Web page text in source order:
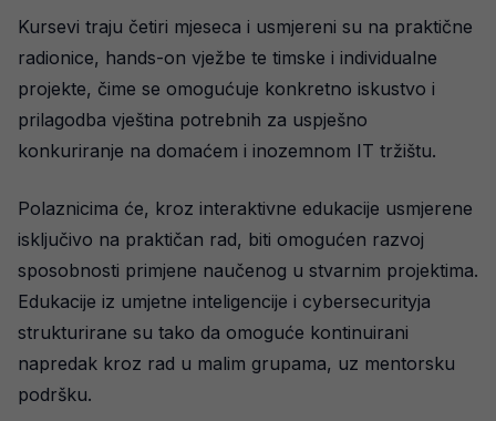
Kursevi traju četiri mjeseca i usmjereni su na praktične
radionice, hands-on vježbe te timske i individualne
projekte, čime se omogućuje konkretno iskustvo i
prilagodba vještina potrebnih za uspješno
konkuriranje na domaćem i inozemnom IT tržištu.
Polaznicima će, kroz interaktivne edukacije usmjerene
isključivo na praktičan rad, biti omogućen razvoj
sposobnosti primjene naučenog u stvarnim projektima.
Edukacije iz umjetne inteligencije i cybersecurityja
strukturirane su tako da omoguće kontinuirani
napredak kroz rad u malim grupama, uz mentorsku
podršku.